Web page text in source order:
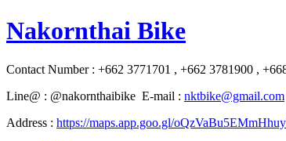
Nakornthai Bike
Contact Number : +662 3771701 , +662 3781900 ,
Line@ : @nakornthaibike E-mail : nktbike@gmail.com
Address : https://maps.app.goo.gl/